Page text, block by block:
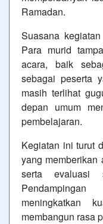
Ramadan.
Suasana
Para murid
acara, baik
sebagai peserta
masih terlihat
depan umum
pembelajaran.
Kegiatan ini turut
yang memberikan
serta evaluasi
meningkatkan
membangun rasa